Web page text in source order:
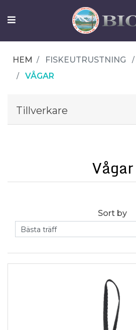
FISKEUTRUSTNING
OM
IFISH
KONTAKTA
OSS
HEM FISKEUTRUSTNING
VÅGAR
Tillverkare
Vågar
Sort by